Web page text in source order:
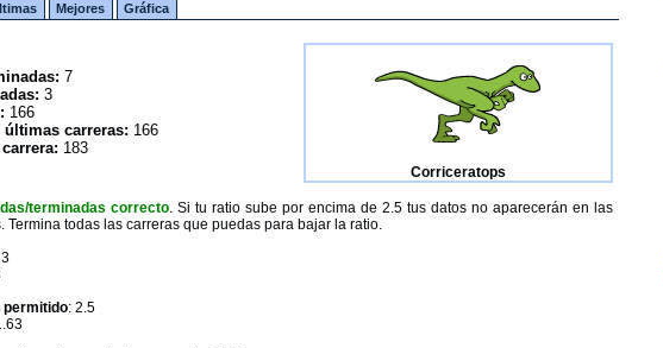
Mejores Gráfica
7
3
166
últimas carreras: 166
183
Corriceratops
terminadas correcto. Si tu ratio sube por encima de 2.5 tus datos no aparecerán en las
Termina todas las carreras que puedas para bajar la ratio.
permitido: 2.5